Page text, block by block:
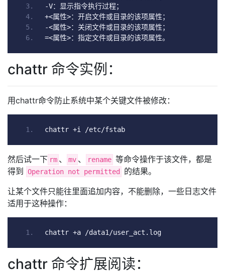
-V：显示指令执行过程；
+<属性>：开启文件或目录的该项属性；
-<属性>：关闭文件或目录的该项属性；
=<属性>：指定文件或目录的该项属性。
chattr 命令实例：
用chattr命令防止系统中某个关键文件被修改：
chattr +i /etc/fstab
然后试一下 rm 、 mv 、 rename 等命令操作于该文件，都是
得到
Operation not permitted
的结果。
让某个文件只能往里面追加内容，不能删除，一些日志文件
适用于这种操作：
chattr +a /data1 /user_act . log
chattr 命令扩展阅读：